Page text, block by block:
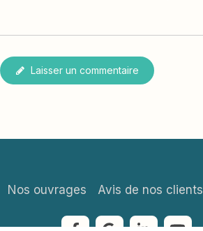
Laisser un commentaire
Nos ouvrages Avis de nos clients